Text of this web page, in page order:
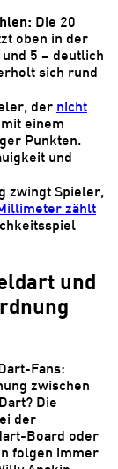
Die 20
oben in der
5 – deutlich
sich rund
der nicht
einem
Punkten.
und
zwingt Spieler,
zählt
und
Fans:
zwischen
Die
der
Board oder
folgen immer